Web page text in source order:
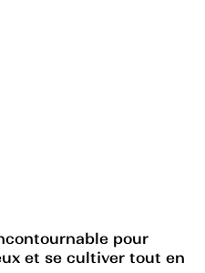
pour
et se cultiver tout en